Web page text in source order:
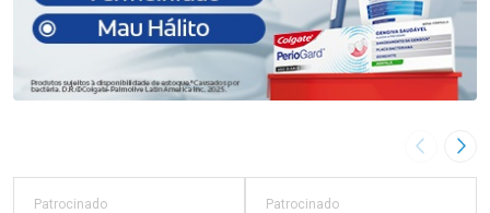
Imagem
Patrocinado Patrocinado